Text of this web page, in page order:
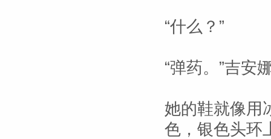
“什么？”
“弹药。”吉安
她的鞋就像用
色，银色头环